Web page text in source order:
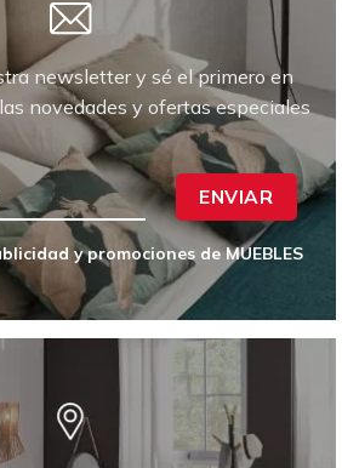
newsletter y sé el primero en
novedades y ofertas especiales
y promociones de MUEBLES
ENVIAR